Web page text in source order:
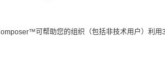
可帮助您的组织（包括非技术用户）利